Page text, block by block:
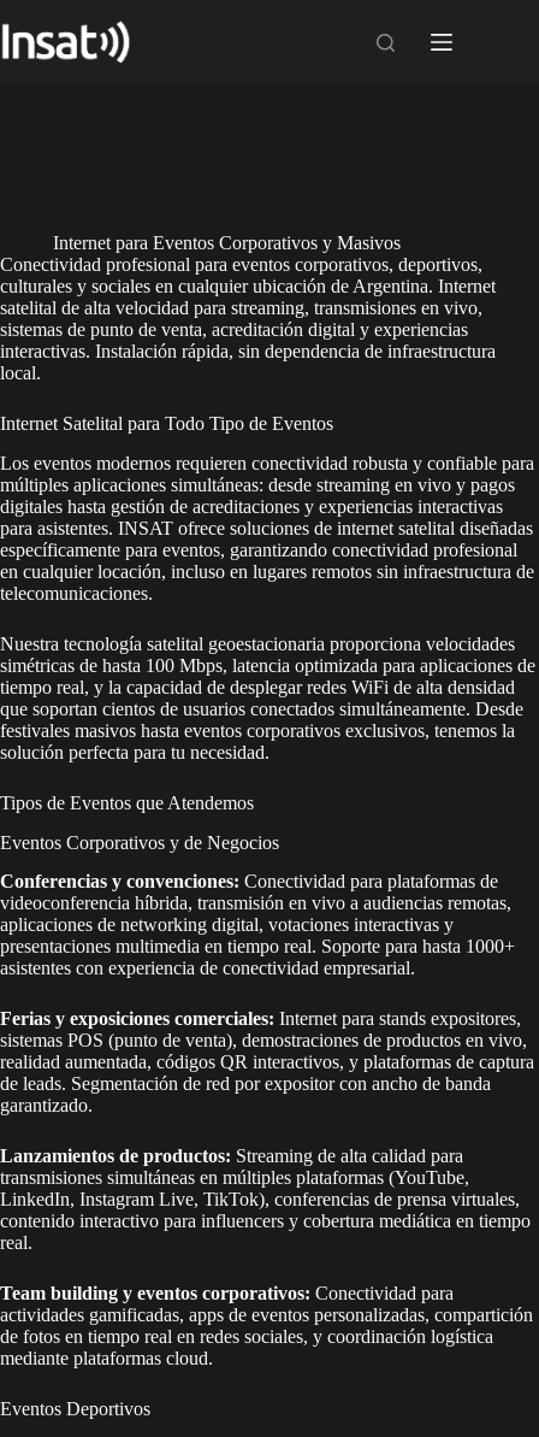
to
content
Internet para Eventos Corporativos y Masivos
Conectividad profesional para eventos corporativos, deportivos,
culturales y sociales en cualquier ubicación de Argentina. Internet
satelital de alta velocidad para streaming, transmisiones en vivo,
sistemas de punto de venta, acreditación digital y experiencias
interactivas. Instalación rápida, sin dependencia de infraestructura
local.
Internet Satelital para Todo Tipo de Eventos
Los eventos modernos requieren conectividad robusta y confiable para
múltiples aplicaciones simultáneas: desde streaming en vivo y pagos
digitales hasta gestión de acreditaciones y experiencias interactivas
para asistentes. INSAT ofrece soluciones de internet satelital diseñadas
específicamente para eventos, garantizando conectividad profesional
en cualquier locación, incluso en lugares remotos sin infraestructura de
telecomunicaciones.
Nuestra tecnología satelital geoestacionaria proporciona velocidades
simétricas de hasta 100 Mbps, latencia optimizada para aplicaciones de
tiempo real, y la capacidad de desplegar redes WiFi de alta densidad
que soportan cientos de usuarios conectados simultáneamente. Desde
festivales masivos hasta eventos corporativos exclusivos, tenemos la
solución perfecta para tu necesidad.
Tipos de Eventos que Atendemos
Eventos Corporativos y de Negocios
Conferencias y convenciones: Conectividad para plataformas de
videoconferencia híbrida, transmisión en vivo a audiencias remotas,
aplicaciones de networking digital, votaciones interactivas y
presentaciones multimedia en tiempo real. Soporte para hasta 1000+
asistentes con experiencia de conectividad empresarial.
Ferias y exposiciones comerciales: Internet para stands expositores,
sistemas POS (punto de venta), demostraciones de productos en vivo,
realidad aumentada, códigos QR interactivos, y plataformas de captura
de leads. Segmentación de red por expositor con ancho de banda
garantizado.
Lanzamientos de productos: Streaming de alta calidad para
transmisiones simultáneas en múltiples plataformas (YouTube,
LinkedIn, Instagram Live, TikTok), conferencias de prensa virtuales,
contenido interactivo para influencers y cobertura mediática en tiempo
real.
Team building y eventos corporativos: Conectividad para
actividades gamificadas, apps de eventos personalizadas, compartición
de fotos en tiempo real en redes sociales, y coordinación logística
mediante plataformas cloud.
Eventos Deportivos